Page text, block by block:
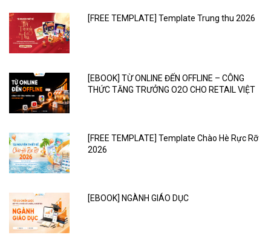
[FREE TEMPLATE] Template Trung thu 2026
[EBOOK] TỪ ONLINE ĐẾN OFFLINE – CÔNG
THỨC TĂNG TRƯỞNG O2O CHO RETAIL VIỆT
[FREE TEMPLATE] Template Chào Hè Rực Rỡ
2026
[EBOOK] NGÀNH GIÁO DỤC